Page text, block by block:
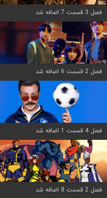
فصل 3 قسمت 7 اضافه شد
فصل 2 قسمت 6 اضافه شد
فصل 4 قسمت 1 اضافه شد
فصل 2 قسمت 8 اضافه شد